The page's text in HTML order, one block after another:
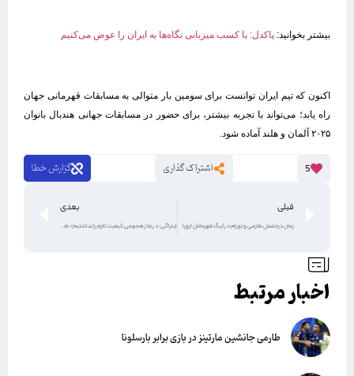
بیشتر بخوانید:پاکدل: با کسب میزبانی نگاه‌ها به ایران را عوض می‌کنیم
اکنون که تیم ایران توانست برای سومین بار متوالی به مسابقات قهرمانی جهان
راه یابد؛ می‌تواند با تجربه‌ بیشتر، برای حضور در مسابقات جهانی هندبال بانوان
۲۰۲۵ آلمان و هلند آماده شود.
5 اشتراک گذاری گزارش خطا
قبلی
زمان درخشش طارمی و تورام در لیگ قهرمانان اروپا
بعدی
اینزاگی: در فاز هجومی کیفیت لازم را نداشتیم/ طارمی خوب بود
اخبار مرتبط
طارمی جانشین مارتینز در بازی برابر بارسلونا